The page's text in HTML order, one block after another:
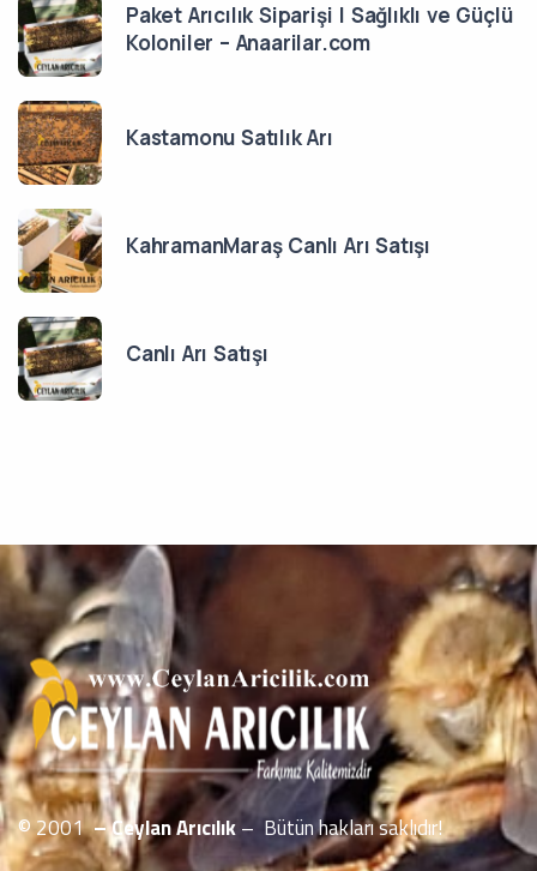
Paket Arıcılık Siparişi | Sağlıklı ve Güçlü
Koloniler – Anaarilar.com
Kastamonu Satılık Arı
KahramanMaraş Canlı Arı Satışı
Canlı Arı Satışı
© 2001– Ceylan Arıcılık– Bütün hakları saklıdır!